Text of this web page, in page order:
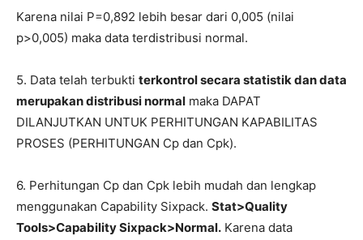
Karena nilai P=0,892 lebih besar dari 0,005 (nilai
p>0,005) maka data terdistribusi normal.
5. Data telah terbukti terkontrol secara statistik dan data
merupakan distribusi normal maka DAPAT
DILANJUTKAN UNTUK PERHITUNGAN KAPABILITAS
PROSES (PERHITUNGAN Cp dan Cpk).
6. Perhitungan Cp dan Cpk lebih mudah dan lengkap
menggunakan Capability Sixpack. Stat>Quality
Tools>Capability Sixpack>Normal. Karena data